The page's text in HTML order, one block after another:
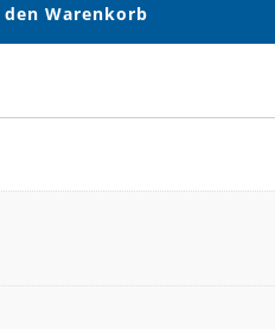
den Warenkorb